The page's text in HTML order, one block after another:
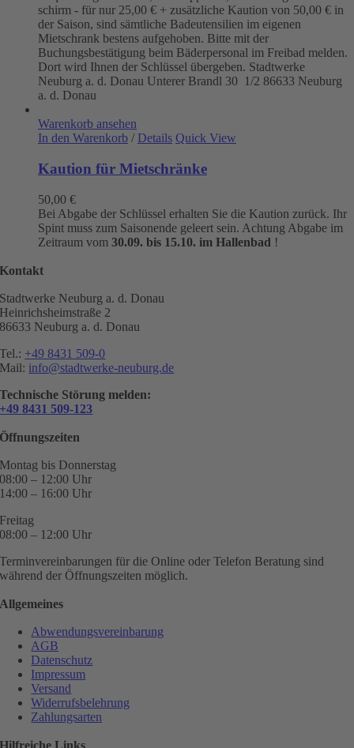
schirm - für nur 25,00 € + zusätzliche Kaution von 50,00 € in
der Saison, sind sämtliche Badeutensilien im eigenen
Mietschrank bestens aufgehoben. Bitte mit der
Buchungsbestätigung beim Bäderpersonal im Freibad melden.
Dort wird Ihnen der Schlüssel übergeben. Stadtwerke
Neuburg a. d. Donau Unterer Brandl 30 1/2 86633 Neuburg
a. d. Donau
Warenkorb ansehen
In den Warenkorb / Details Quick View
Kaution für Mietschränke
50,00 €
Bei Abgabe der Schlüssel erhalten Sie die Kaution zurück. Ihr
Spint muss zum Saisonende geleert sein. Achtung Abgabe im
Zeitraum vom 30.09. bis 15.10. im Hallenbad !
Kontakt
Stadtwerke Neuburg a. d. Donau
Heinrichsheimstraße 2
86633 Neuburg a. d. Donau
Tel.: +49 8431 509-0
Mail: info@stadtwerke-neuburg.de
Technische Störung melden:
+49 8431 509-123
Öffnungszeiten
Montag bis Donnerstag
08:00 – 12:00 Uhr
14:00 – 16:00 Uhr
Freitag
08:00 – 12:00 Uhr
Terminvereinbarungen für die Online oder Telefon Beratung sind
während der Öffnungszeiten möglich.
Allgemeines
Abwendungsvereinbarung
AGB
Datenschutz
Impressum
Versand
Widerrufsbelehrung
Zahlungsarten
Hilfreiche Links